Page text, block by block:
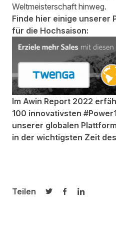
Weltmeisterschaft hinweg.
Finde hier einige unserer
für die Hochsaison:
Im Awin Report 2022
100 innovativsten
unserer globalen
in der wichtigsten Zeit
Teilen
Auf Twitter teilen
Auf Facebook
Auf